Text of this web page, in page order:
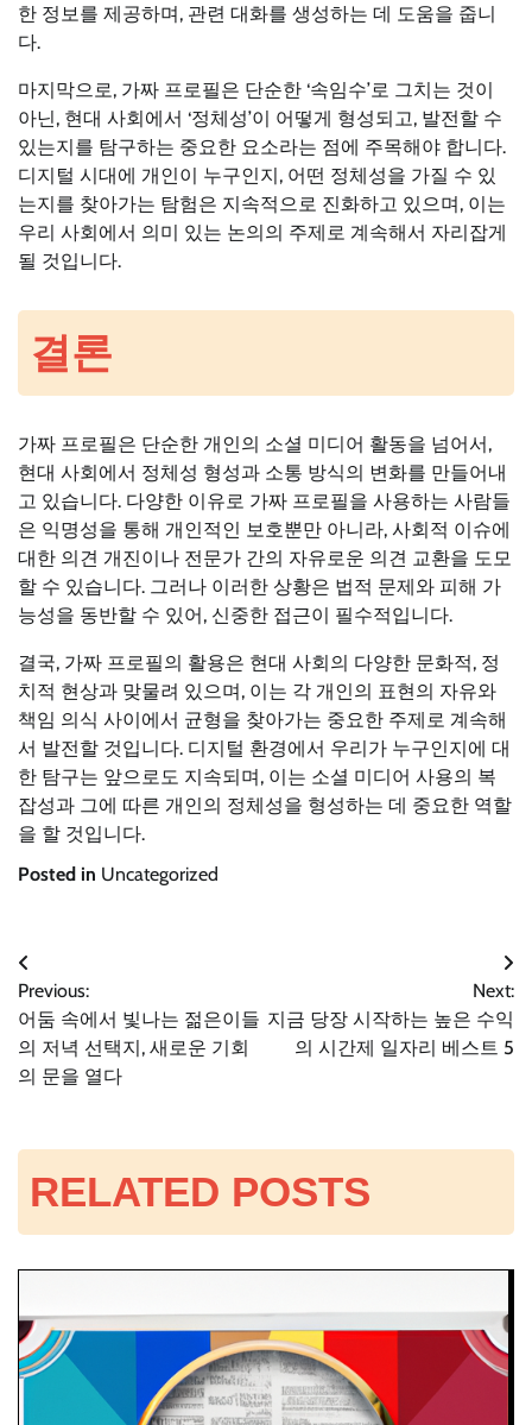
한 정보를 제공하며, 관련 대화를 생성하는 데 도움을 줍니
다.
마지막으로, 가짜 프로필은 단순한 ‘속임수’로 그치는 것이
아닌, 현대 사회에서 ‘정체성’이 어떻게 형성되고, 발전할 수
있는지를 탐구하는 중요한 요소라는 점에 주목해야 합니다.
디지털 시대에 개인이 누구인지, 어떤 정체성을 가질 수 있
는지를 찾아가는 탐험은 지속적으로 진화하고 있으며, 이는
우리 사회에서 의미 있는 논의의 주제로 계속해서 자리잡게
될 것입니다.
결론
가짜 프로필은 단순한 개인의 소셜 미디어 활동을 넘어서,
현대 사회에서 정체성 형성과 소통 방식의 변화를 만들어내
고 있습니다. 다양한 이유로 가짜 프로필을 사용하는 사람들
은 익명성을 통해 개인적인 보호뿐만 아니라, 사회적 이슈에
대한 의견 개진이나 전문가 간의 자유로운 의견 교환을 도모
할 수 있습니다. 그러나 이러한 상황은 법적 문제와 피해 가
능성을 동반할 수 있어, 신중한 접근이 필수적입니다.
결국, 가짜 프로필의 활용은 현대 사회의 다양한 문화적, 정
치적 현상과 맞물려 있으며, 이는 각 개인의 표현의 자유와
책임 의식 사이에서 균형을 찾아가는 중요한 주제로 계속해
서 발전할 것입니다. 디지털 환경에서 우리가 누구인지에 대
한 탐구는 앞으로도 지속되며, 이는 소셜 미디어 사용의 복
잡성과 그에 따른 개인의 정체성을 형성하는 데 중요한 역할
을 할 것입니다.
Posted in Uncategorized
글
탐
Previous:
어둠 속에서 빛나는 젊은이들
의 저녁 선택지, 새로운 기회
의 문을 열다
Next:
지금 당장 시작하는 높은 수익
의 시간제 일자리 베스트 5
RELATED POSTS